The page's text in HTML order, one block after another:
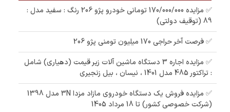
✅ مزایده 170/000/000 تومانی خودرو پژو 206 رنگ : سفید مدل :
89 (توقیف دولتی)
✅ فرصت آخر حراجی 170 میلیون تومنی پژو 206
✅ مزایده اجاره 3 دستگاه ماشین آلات زیر قیمت (دهیاری) شامل
: تراکتور 485 مدل 1401 ، نیسان ، بیل زنجیری
✅ مزایده فروش یک دستگاه خودروی مازاد مزدا 3N مدل 1398
(شرکت خصوصی کشور) تا 18 مرداد 1405